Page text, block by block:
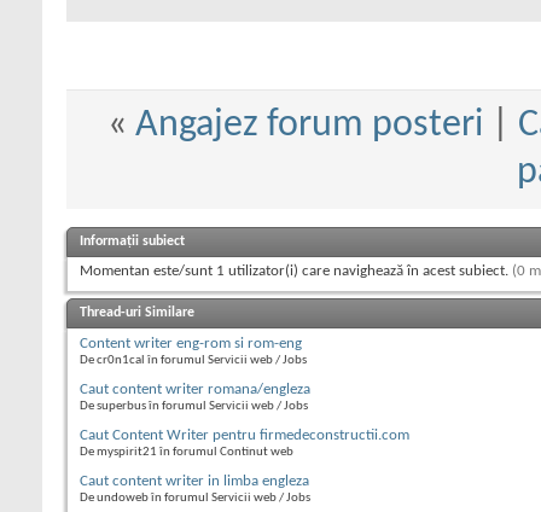
« Angajez forum posteri
Informații subiect
Momentan este/sunt 1 utilizator(i) care navighează în acest subiect. (0
Thread-uri Similare
Content writer eng-rom si rom-eng
De cr0n1cal în forumul Servicii web / Jobs
Caut content writer romana/engleza
De superbus în forumul Servicii web / Jobs
Caut Content Writer pentru firmedeconstructii.com
De myspirit21 în forumul Continut web
Caut content writer in limba engleza
De undoweb în forumul Servicii web / Jobs